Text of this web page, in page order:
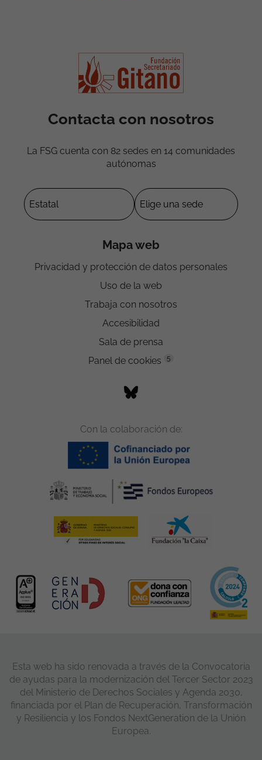
Contacta con nosotros
La FSG cuenta con 82 sedes en 14 comunidades
autónomas
Mapa web
Privacidad y protección de datos personales
Uso de la web
Trabaja con nosotros
Accesibilidad
Sala de prensa
Panel de cookies
5
Con la colaboración de:
Esta web ha sido renovada a través de la Convocatoria
de ayudas para la modernización del Tercer Sector 2023
del Ministerio de Derechos Sociales y Agenda 2030,
financiada por el Plan de Recuperación, Transformación
y Resiliencia y los Fondos NextGeneration de la Unión
Europea.